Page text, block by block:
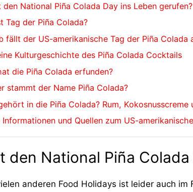
den National Piña Colada Day ins Leben gerufen?
Tag der Piña Colada?
fällt der US-amerikanische Tag der Piña Colada
Kulturgeschichte des Piña Colada Cocktails
die Piña Colada erfunden?
stammt der Name Piña Colada?
in die Piña Colada? Rum, Kokosnusscreme
Informationen und Quellen zum US-
den National Piña
anderen Food Holidays ist leider auch